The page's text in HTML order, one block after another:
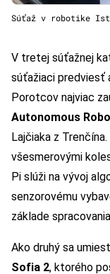
Súťaž v robotike
V tretej súťažnej
súťažiaci predviesť
Porotcov najviac
Autonomous
Lajčiaka z
všesmerovými
Pi slúži na vývoj
senzorovému
základe
Ako druhý sa
Sofia 2, ktorého